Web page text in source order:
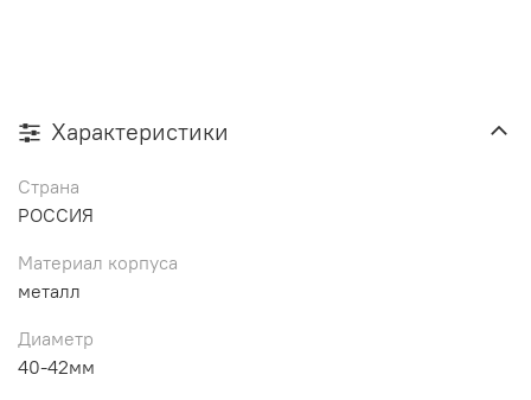
Характеристики
Страна
РОССИЯ
Материал корпуса
металл
Диаметр
40-42мм